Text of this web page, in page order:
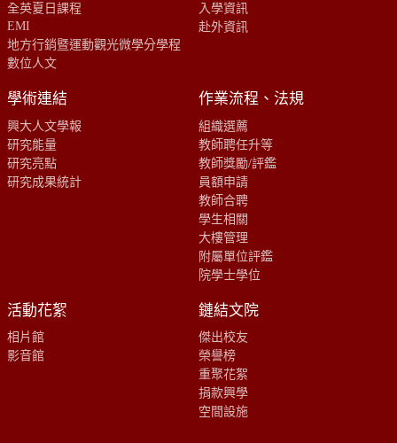
全英夏日課程
EMI
地方行銷暨運動觀光微學分學程
數位人文
入學資訊
赴外資訊
學術連結
興大人文學報
研究能量
研究亮點
研究成果統計
作業流程、法規
組織選薦
教師聘任升等
教師獎勵/評鑑
員額申請
教師合聘
學生相關
大樓管理
附屬單位評鑑
院學士學位
活動花絮
相片館
影音館
鏈結文院
傑出校友
榮譽榜
重聚花絮
捐款興學
空間設施